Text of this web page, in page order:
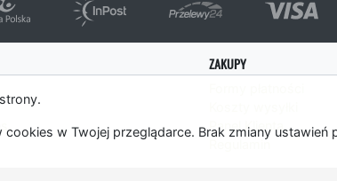
w Twojej przeglądarce. Brak zmiany
ZAKUPY
Panel Klienta